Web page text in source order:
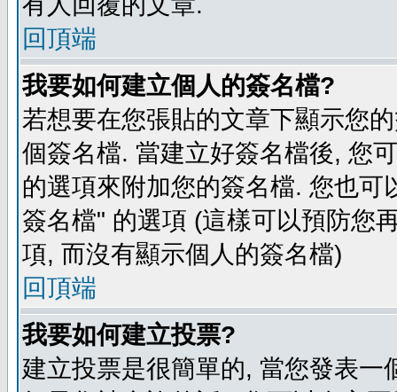
回頂端
我要如何建立個人的簽名檔?
若想要在您張貼的文章下顯示您
個簽名檔. 當建立好簽名檔後, 您
的選項來附加您的簽名檔. 您也
簽名檔" 的選項 (這樣可以預防您
項, 而沒有顯示個人的簽名檔)
回頂端
我要如何建立投票?
建立投票是很簡單的, 當您發表